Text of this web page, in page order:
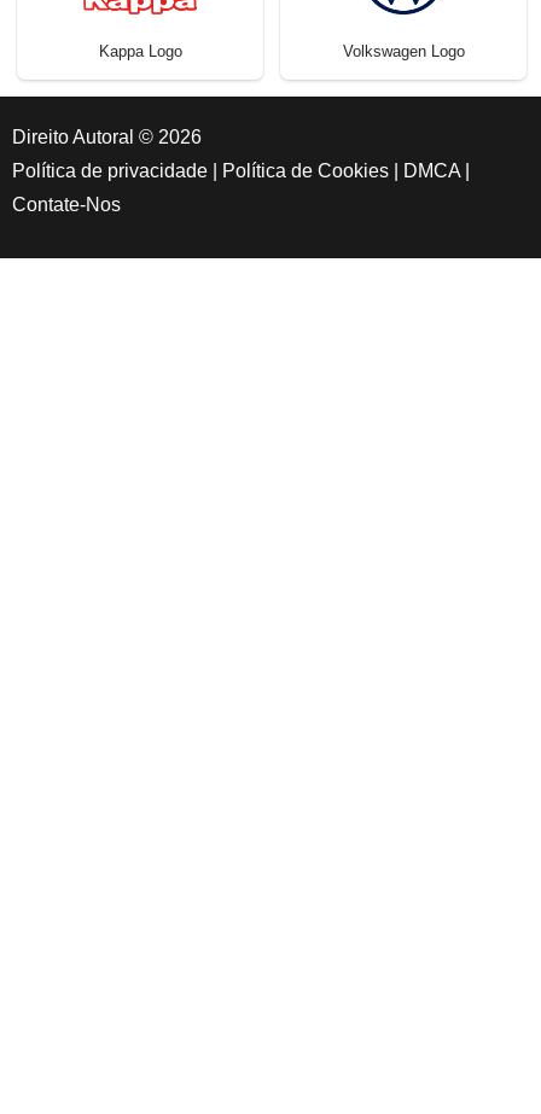
Kappa Logo Volkswagen Logo
Direito Autoral © 2026
Política de privacidade
Política de Cookies DMCA
Contate-Nos